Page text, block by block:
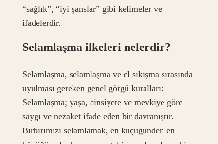
“sağlık”, “iyi şanslar” gibi kelimeler ve
ifadelerdir.
Selamlaşma ilkeleri nelerdir?
Selamlaşma, selamlaşma ve el sıkışma sırasında
uyulması gereken genel görgü kuralları:
Selamlaşma; yaşa, cinsiyete ve mevkiye göre
saygı ve nezaket ifade eden bir davranıştır.
Birbirimizi selamlamak, en küçüğünden en